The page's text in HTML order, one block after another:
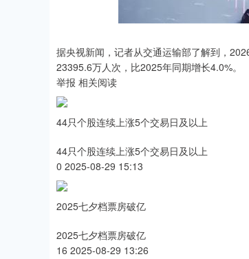
据央视新闻，记者从交通运输部了解到，
23395.6万人次，比2025年同期增长4.0%。
举报 相关阅读
44只个股连续上涨5个交易日及以上
44只个股连续上涨5个交易日及以上
0 2025-08-29 15:13
2025七夕档票房破亿
2025七夕档票房破亿
16 2025-08-29 13:26
4694.44